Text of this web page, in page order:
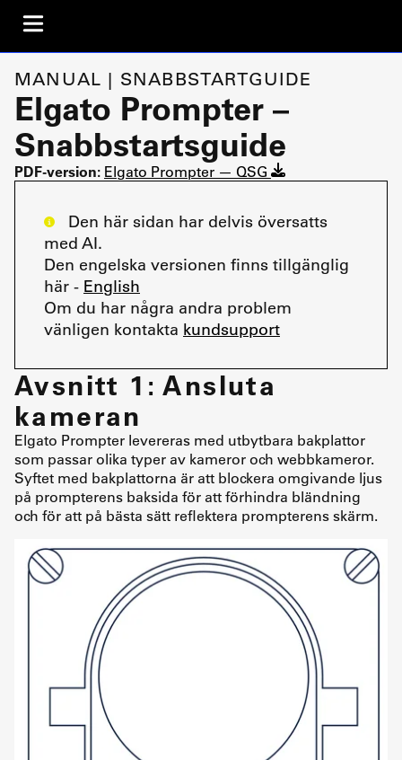
MANUAL | SNABBSTARTGUIDE
Elgato Prompter –
Snabbstartsguide
PDF-version: Elgato Prompter — QSG
Den här sidan har delvis översatts
med AI.
Den engelska versionen finns tillgänglig
här - English
Om du har några andra problem
vänligen kontakta kundsupport
Avsnitt 1: Ansluta
kameran
Elgato Prompter levereras med utbytbara bakplattor
som passar olika typer av kameror och webbkameror.
Syftet med bakplattorna är att blockera omgivande ljus
på prompterens baksida för att förhindra bländning
och för att på bästa sätt reflektera prompterens skärm.